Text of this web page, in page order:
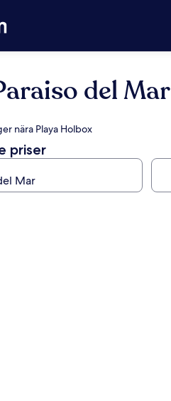
del Mar
nära Playa Holbox
priser